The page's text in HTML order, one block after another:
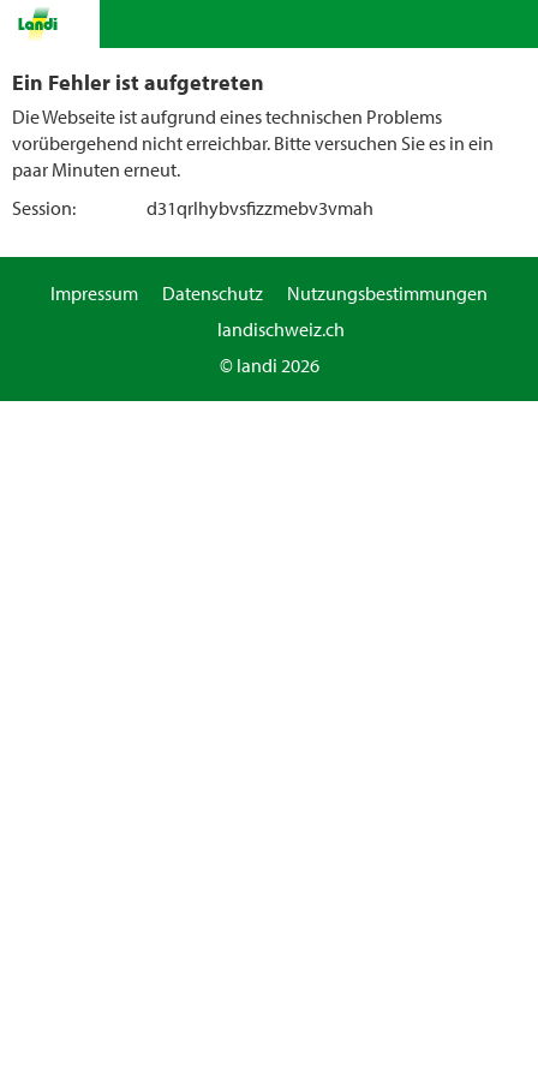
Ein Fehler ist aufgetreten
Die Webseite ist aufgrund eines technischen Problems
vorübergehend nicht erreichbar. Bitte versuchen Sie es in ein
paar Minuten erneut.
Session:
d31qrlhybvsfizzmebv3vmah
Impressum Datenschutz
Nutzungsbestimmungen
landischweiz.ch
© landi 2026